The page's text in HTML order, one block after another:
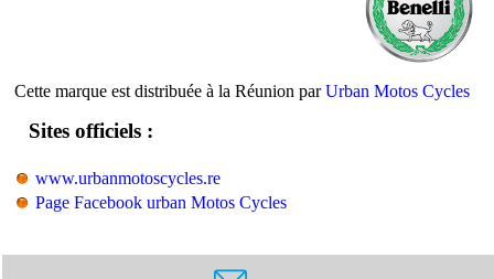
Cette marque est distribuée à la Réunion parUrban Motos Cycles
Sites officiels :
www.urbanmotoscycles.re
Page Facebook urban Motos Cycles